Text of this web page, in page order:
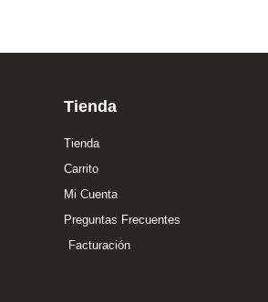
Tienda
Tienda
Carrito
Mi Cuenta
Preguntas Frecuentes
Facturación